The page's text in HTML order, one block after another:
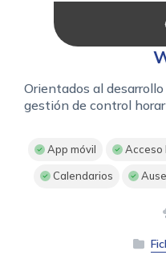
Orientados al
gestión de control
App móvil Acceso
Calendarios